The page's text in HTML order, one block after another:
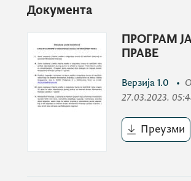
даје на јавну расправу
НАЦРТ УРЕДБЕ О ОСИГУРАЊУ
КРЕДИТА ОД НЕТРЖИШНИХ
Документа
ПРОГРАМ
ПРАВЕ
Верзија 1.0 •
27.03.2023.
Преузми